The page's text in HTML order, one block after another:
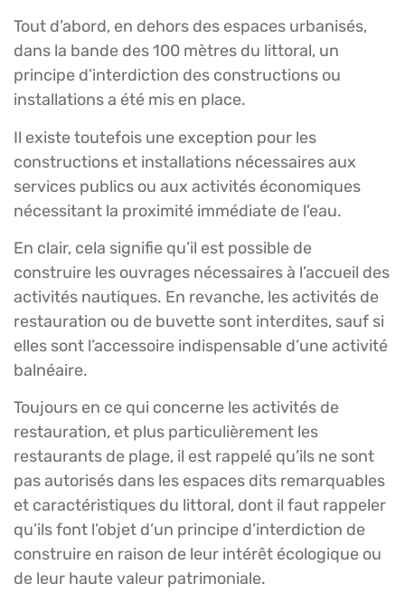
Tout d’abord, en dehors des espaces urbanisés,
dans la bande des 100 mètres du littoral, un
principe d’interdiction des constructions ou
installations a été mis en place.
Il existe toutefois une exception pour les
constructions et installations nécessaires aux
services publics ou aux activités économiques
nécessitant la proximité immédiate de l’eau.
En clair, cela signifie qu’il est possible de
construire les ouvrages nécessaires à l’accueil des
activités nautiques. En revanche, les activités de
restauration ou de buvette sont interdites, sauf si
elles sont l’accessoire indispensable d’une activité
balnéaire.
Toujours en ce qui concerne les activités de
restauration, et plus particulièrement les
restaurants de plage, il est rappelé qu’ils ne sont
pas autorisés dans les espaces dits remarquables
et caractéristiques du littoral, dont il faut rappeler
qu’ils font l’objet d’un principe d’interdiction de
construire en raison de leur intérêt écologique ou
de leur haute valeur patrimoniale.